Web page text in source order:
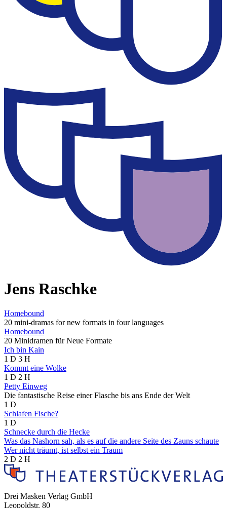
Jens Raschke
Homebound
20 mini-dramas for new formats in four languages
Homebound
20 Minidramen für Neue Formate
Ich bin Kain
1 D 3 H
Kommt eine Wolke
1 D 2 H
Petty Einweg
Die fantastische Reise einer Flasche bis ans Ende der Welt
1 D
Schlafen Fische?
1 D
Schnecke durch die Hecke
Was das Nashorn sah, als es auf die andere Seite des Zauns schaute
Wer nicht träumt, ist selbst ein Traum
2 D 2 H
Drei Masken Verlag GmbH
Leopoldstr. 80